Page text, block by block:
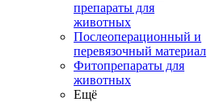
препараты для
животных
Послеоперационный и
перевязочный материал
Фитопрепараты для
животных
Ещё